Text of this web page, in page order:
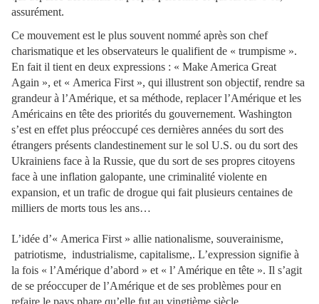
assurément.
Ce mouvement est le plus souvent nommé après son chef
charismatique et les observateurs le qualifient de « trumpisme ».
En fait il tient en deux expressions : « Make America Great
Again », et « America First », qui illustrent son objectif, rendre sa
grandeur à l’Amérique, et sa méthode, replacer l’Amérique et les
Américains en tête des priorités du gouvernement. Washington
s’est en effet plus préoccupé ces dernières années du sort des
étrangers présents clandestinement sur le sol U.S. ou du sort des
Ukrainiens face à la Russie, que du sort de ses propres citoyens
face à une inflation galopante, une criminalité violente en
expansion, et un trafic de drogue qui fait plusieurs centaines de
milliers de morts tous les ans…
L’idée d’« America First » allie nationalisme, souverainisme,
patriotisme, industrialisme, capitalisme,. L’expression signifie à
la fois « l’Amérique d’abord » et « l’ Amérique en tête ». Il s’agit
de se préoccuper de l’Amérique et de ses problèmes pour en